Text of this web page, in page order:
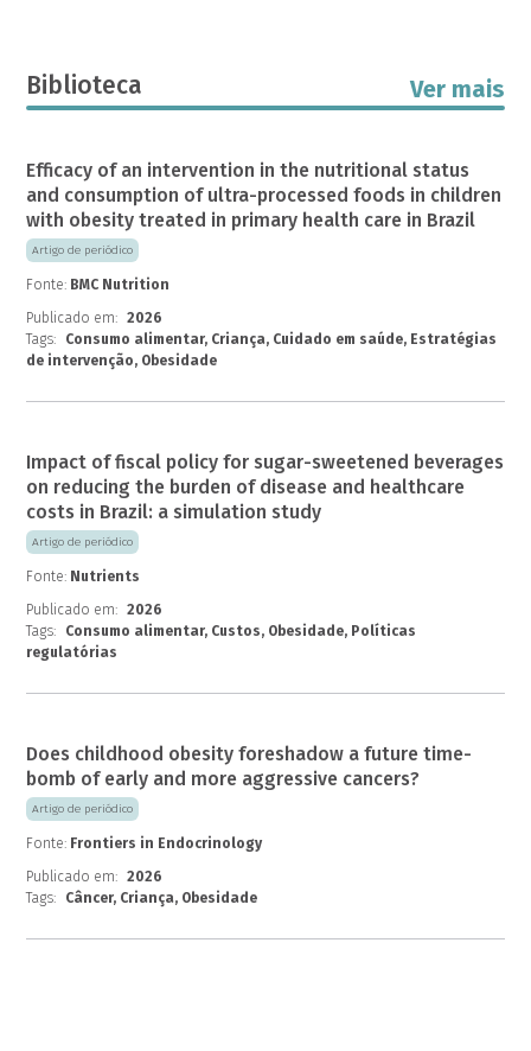
Biblioteca Ver mais
Efficacy of an intervention in the nutritional status
and consumption of ultra-processed foods in children
with obesity treated in primary health care in Brazil
Artigo de periódico
Fonte: BMC Nutrition
Publicado em:
2026
Tags:
Consumo alimentar, Criança, Cuidado em saúde, Estratégias
de intervenção, Obesidade
Impact of fiscal policy for sugar-sweetened beverages
on reducing the burden of disease and healthcare
costs in Brazil: a simulation study
Artigo de periódico
Fonte: Nutrients
Publicado em:
2026
Tags:
Consumo alimentar, Custos, Obesidade, Políticas
regulatórias
Does childhood obesity foreshadow a future time-
bomb of early and more aggressive cancers?
Artigo de periódico
Fonte: Frontiers in Endocrinology
Publicado em:
2026
Tags:
Câncer, Criança, Obesidade